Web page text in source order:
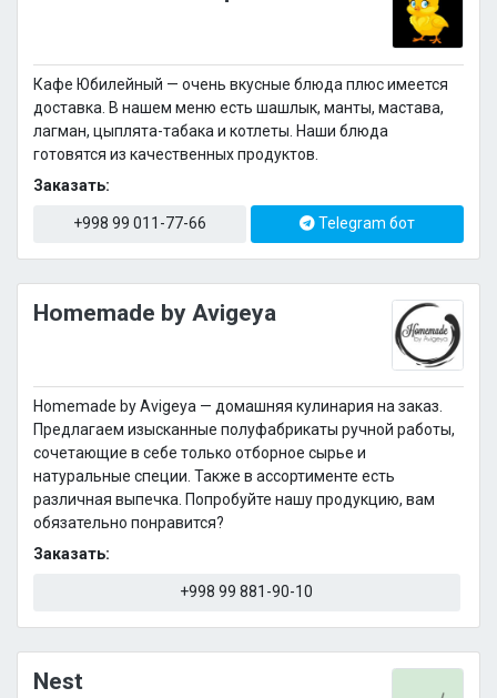
Кафе Юбилейный — очень вкусные блюда плюс имеется
доставка. В нашем меню есть шашлык, манты, мастава,
лагман, цыплята-табака и котлеты. Наши блюда
готовятся из качественных продуктов.
Заказать:
+998 99 011-77-66 Telegram бот
Homemade by Avigeya
Homemade by Avigeya — домашняя кулинария на заказ.
Предлагаем изысканные полуфабрикаты ручной работы,
сочетающие в себе только отборное сырье и
натуральные специи. Также в ассортименте есть
различная выпечка. Попробуйте нашу продукцию, вам
обязательно понравится?
Заказать:
+998 99 881-90-10
Nest